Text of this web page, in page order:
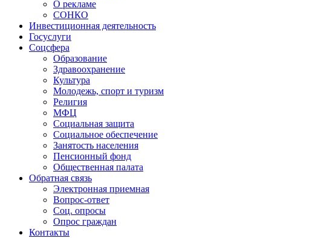
О рекламе
СОНКО
Инвестиционная деятельность
Госуслуги
Соцсфера
Образование
Здравоохранение
Культура
Молодежь, спорт и туризм
Религия
МФЦ
Социальная защита
Социальное обеспечение
Занятость населения
Пенсионный фонд
Общественная палата
Обратная связь
Электронная приемная
Вопрос-ответ
Соц. опросы
Опрос граждан
Контакты